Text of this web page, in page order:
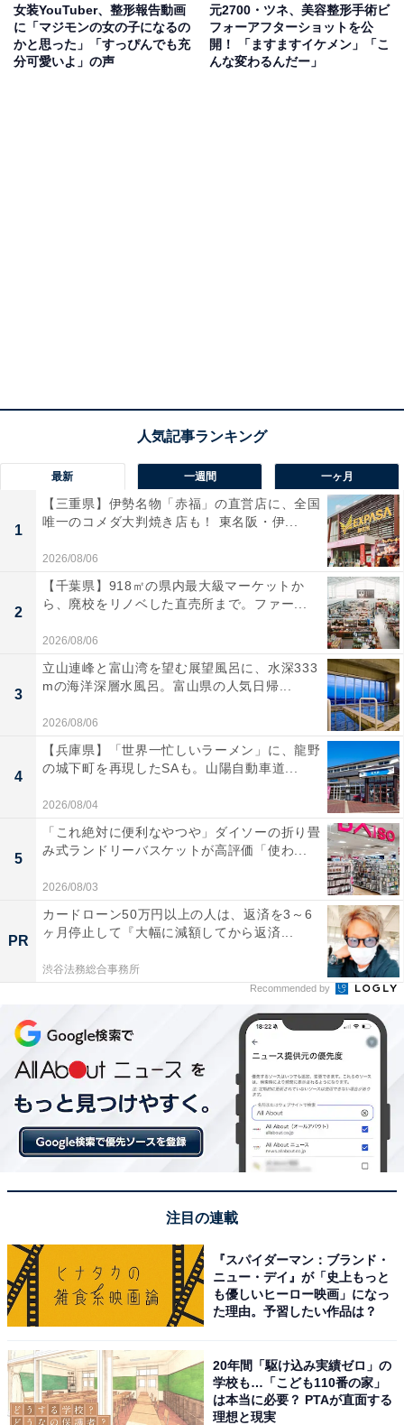
女装YouTuber、整形報告動画
に「マジモンの女の子になるの
かと思った」「すっぴんでも充
分可愛いよ」の声
元2700・ツネ、美容整形手術ビ
フォーアフターショットを公
開！ 「ますますイケメン」「こ
んな変わるんだー」
最新 一週間 一ヶ月
1
【三重県】伊勢名物「赤福」の直営店に、全国
唯一のコメダ大判焼き店も！ 東名阪・伊...
2026/08/06
2
【千葉県】918㎡の県内最大級マーケットか
ら、廃校をリノベした直売所まで。ファー...
2026/08/06
3
立山連峰と富山湾を望む展望風呂に、水深333
mの海洋深層水風呂。富山県の人気日帰...
2026/08/06
4
【兵庫県】「世界一忙しいラーメン」に、龍野
の城下町を再現したSAも。山陽自動車道...
2026/08/04
5
「これ絶対に便利なやつや」ダイソーの折り畳
み式ランドリーバスケットが高評価「使わ...
2026/08/03
PR
カードローン50万円以上の人は、返済を3～6
ヶ月停止して『大幅に減額してから返済...
渋谷法務総合事務所
Recommended by
注目の連載
『スパイダーマン：ブランド・
ニュー・デイ』が「史上もっと
も優しいヒーロー映画」になっ
た理由。予習したい作品は？
20年間「駆け込み実績ゼロ」の
学校も…「こども110番の家」
は本当に必要？ PTAが直面する
理想と現実